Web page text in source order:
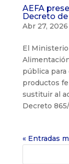
AEFA
Decreto
Abr 27, 2026
El
pública
productos
sustituir al
Decreto
« Entradas